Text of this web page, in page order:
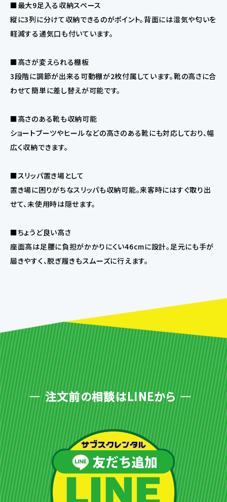
■最大9足入る収納スペース
縦に3列に分けて収納できるのがポイント。背面には湿気や匂いを
軽減する通気口も付いています。
■高さが変えられる棚板
3段階に調節が出来る可動棚が2枚付属しています。靴の高さに合
わせて簡単に差し替えが可能です。
■高さのある靴も収納可能
ショートブーツやヒールなどの高さのある靴にも対応しており、幅
広く収納できます。
■スリッパ置き場として
置き場に困りがちなスリッパも収納可能。来客時にはすぐ取り出
せて、未使用時は隠せます。
■ちょうど良い高さ
座面高は足腰に負担がかかりにくい46cmに設計。足元にも手が
届きやすく、脱ぎ履きもスムーズに行えます。
注文前の相談はLINEから